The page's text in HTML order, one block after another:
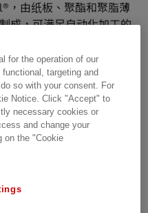
由纸板、聚酯和聚脂薄
成，可满足自动化加工的
for the operation of our
targeting and
so with your consent. For
Notice. Click "Accept" to
necessary cookies or
and change your
on the "Cookie